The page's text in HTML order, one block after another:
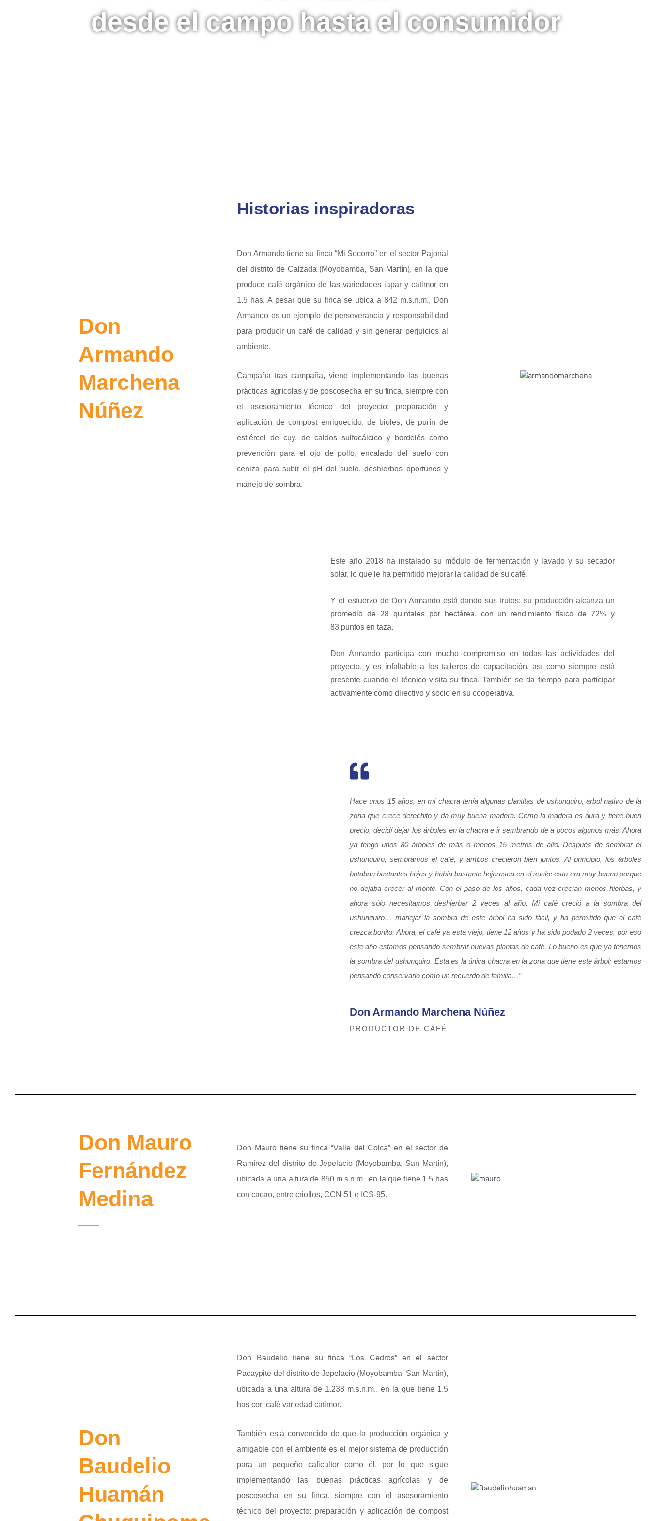
desde el campo hasta el consumidor
Historias inspiradoras
Don
Armando
Marchena
Núñez
Don Armando tiene su finca “Mi Socorro” en el sector Pajonal
del distrito de Calzada (Moyobamba, San Martín), en la que
produce café orgánico de las variedades iapar y catimor en
1.5 has. A pesar que su finca se ubica a 842 m.s.n.m., Don
Armando es un ejemplo de perseverancia y responsabilidad
para producir un café de calidad y sin generar perjuicios al
ambiente.
Campaña tras campaña, viene implementando las buenas
prácticas agrícolas y de poscosecha en su finca, siempre con
el asesoramiento técnico del proyecto: preparación y
aplicación de compost enriquecido, de bioles, de purín de
estiércol de cuy, de caldos sulfocálcico y bordelés como
prevención para el ojo de pollo, encalado del suelo con
ceniza para subir el pH del suelo, deshierbos oportunos y
manejo de sombra.
Este año 2018 ha instalado su módulo de fermentación y lavado y su secador
solar, lo que le ha permitido mejorar la calidad de su café.
Y el esfuerzo de Don Armando está dando sus frutos: su producción alcanza un
promedio de 28 quintales por hectárea, con un rendimiento físico de 72% y
83 puntos en taza.
Don Armando participa con mucho compromiso en todas las actividades del
proyecto, y es infaltable a los talleres de capacitación, así como siempre está
presente cuando el técnico visita su finca. También se da tiempo para participar
activamente como directivo y socio en su cooperativa.
Hace unos 15 años, en mi chacra tenía algunas plantitas de ushunquiro, árbol nativo de la
zona que crece derechito y da muy buena madera. Como la madera es dura y tiene buen
precio, decidí dejar los árboles en la chacra e ir sembrando de a pocos algunos más. Ahora
ya tengo unos 80 árboles de más o menos 15 metros de alto. Después de sembrar el
ushunquiro, sembramos el café, y ambos crecieron bien juntos. Al principio, los árboles
botaban bastantes hojas y había bastante hojarasca en el suelo; esto era muy bueno porque
no dejaba crecer al monte. Con el paso de los años, cada vez crecían menos hierbas, y
ahora sólo necesitamos deshierbar 2 veces al año. Mi café creció a la sombra del
ushunquiro… manejar la sombra de este árbol ha sido fácil, y ha permitido que el café
crezca bonito. Ahora, el café ya está viejo, tiene 12 años y ha sido podado 2 veces, por eso
este año estamos pensando sembrar nuevas plantas de café. Lo bueno es que ya tenemos
la sombra del ushunquiro. Esta es la única chacra en la zona que tiene este árbol; estamos
pensando conservarlo como un recuerdo de familia…”
Don Armando Marchena Núñez
PRODUCTOR DE CAFÉ
Don Mauro
Fernández
Medina
Don Mauro tiene su finca “Valle del Colca” en el sector de
Ramírez del distrito de Jepelacio (Moyobamba, San Martín),
ubicada a una altura de 850 m.s.n.m., en la que tiene 1.5 has
con cacao, entre criollos, CCN-51 e ICS-95.
Don
Baudelio
Huamán
Don Baudelio tiene su finca “Los Cedros” en el sector
Pacaypite del distrito de Jepelacio (Moyobamba, San Martín),
ubicada a una altura de 1,238 m.s.n.m., en la que tiene 1.5
has con café variedad catimor.
También está convencido de que la producción orgánica y
amigable con el ambiente es el mejor sistema de producción
para un pequeño caficultor como él, por lo que sigue
implementando las buenas prácticas agrícolas y de
poscosecha en su finca, siempre con el asesoramiento
técnico del proyecto: preparación y aplicación de compost